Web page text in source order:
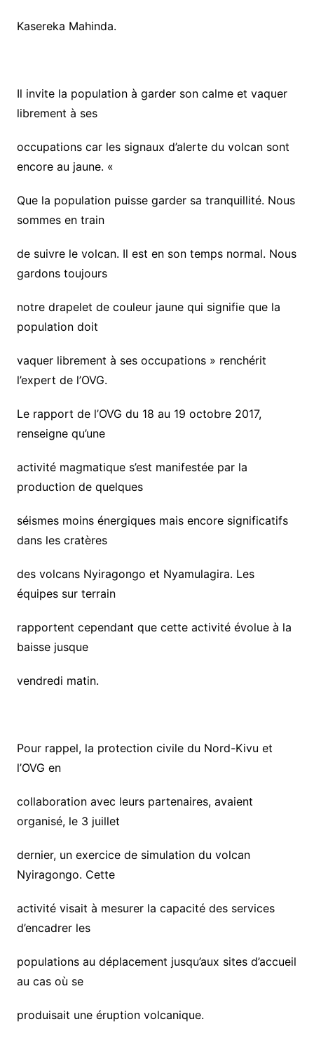
Kasereka Mahinda.
Il invite la population à garder son calme et vaquer
librement à ses
occupations car les signaux d’alerte du volcan sont
encore au jaune. «
Que la population puisse garder sa tranquillité. Nous
sommes en train
de suivre le volcan. Il est en son temps normal. Nous
gardons toujours
notre drapelet de couleur jaune qui signifie que la
population doit
vaquer librement à ses occupations » renchérit
l’expert de l’OVG.
Le rapport de l’OVG du 18 au 19 octobre 2017,
renseigne qu’une
activité magmatique s’est manifestée par la
production de quelques
séismes moins énergiques mais encore significatifs
dans les cratères
des volcans Nyiragongo et Nyamulagira. Les
équipes sur terrain
rapportent cependant que cette activité évolue à la
baisse jusque
vendredi matin.
Pour rappel, la protection civile du Nord-Kivu et
l’OVG en
collaboration avec leurs partenaires, avaient
organisé, le 3 juillet
dernier, un exercice de simulation du volcan
Nyiragongo. Cette
activité visait à mesurer la capacité des services
d’encadrer les
populations au déplacement jusqu’aux sites d’accueil
au cas où se
produisait une éruption volcanique.